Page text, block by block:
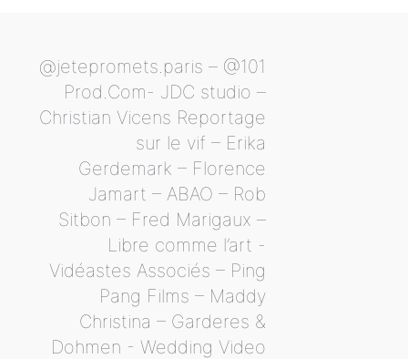
@jetepromets.paris – @101
Prod.Com- JDC studio –
Christian Vicens Reportage
sur le vif – Erika
Gerdemark – Florence
Jamart – ABAO – Rob
Sitbon – Fred Marigaux –
Libre comme l’art -
Vidéastes Associés – Ping
Pang Films – Maddy
Christina – Garderes &
Dohmen - Wedding Video